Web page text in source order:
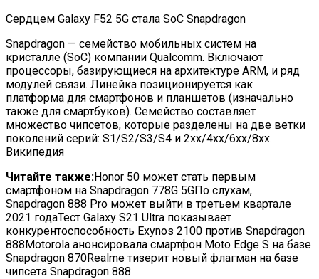
Сердцем Galaxy F52 5G стала SoC Snapdragon
Snapdragon — семейство мобильных систем на
кристалле (SoC) компании Qualcomm. Включают
процессоры, базирующиеся на архитектуре ARM, и ряд
модулей связи. Линейка позиционируется как
платформа для смартфонов и планшетов (изначально
также для смартбуков). Семейство составляет
множество чипсетов, которые разделены на две ветки
поколений серий: S1/S2/S3/S4 и 2xx/4xx/6xx/8xx.
Википедия
Читайте также:Honor 50 может стать первым
смартфоном на Snapdragon 778G 5GПо слухам,
Snapdragon 888 Pro может выйти в третьем квартале
2021 годаТест Galaxy S21 Ultra показывает
конкурентоспособность Exynos 2100 против Snapdragon
888Motorola анонсировала смартфон Moto Edge S на базе
Snapdragon 870Realme тизерит новый флагман на базе
чипсета Snapdragon 888